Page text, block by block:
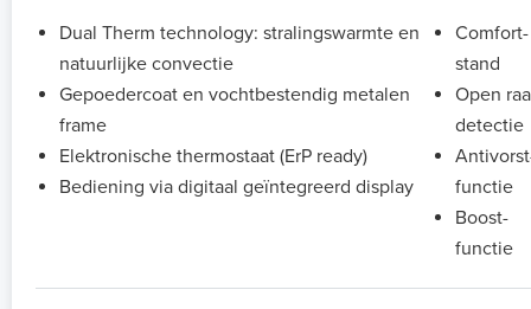
Dual Therm technology: stralingswarmte en
natuurlijke convectie
Gepoedercoat en vochtbestendig metalen
frame
Elektronische thermostaat (ErP ready)
Bediening via digitaal geïntegreerd display
Comfort-
stand
Open
detectie
functie
Boost-
functie